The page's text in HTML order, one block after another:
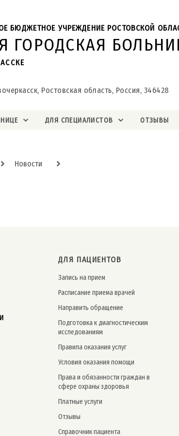
ГОРОДСКАЯ
БЮДЖЕТНОЕ УЧРЕЖДЕНИЕ РОСТОВСКОЙ
Ростовская область, Россия, 346428
ДЛЯ СПЕЦИАЛИСТОВ ОТЗЫВЫ
Новости
ДЛЯ ПАЦИЕНТОВ
Запись на прием
Расписание приема врачей
Направить обращение
Подготовка к диагностическим
исследованиям
Правила оказания услуг
Условия оказания помощи
Права и обязанности граждан в
сфере охраны здоровья
Платные услуги
Отзывы
Справочник пациента